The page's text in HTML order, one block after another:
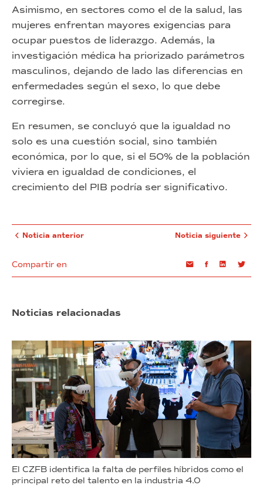
Asimismo, en sectores como el de la salud, las
mujeres enfrentan mayores exigencias para
ocupar puestos de liderazgo. Además, la
investigación médica ha priorizado parámetros
masculinos, dejando de lado las diferencias en
enfermedades según el sexo, lo que debe
corregirse.
En resumen, se concluyó que la igualdad no
solo es una cuestión social, sino también
económica, por lo que, si el 50% de la población
viviera en igualdad de condiciones, el
crecimiento del PIB podría ser significativo.
Noticia anterior
Compartir en EmailFacebookLinkedin
Noticia siguiente
Noticias relacionadas
El CZFB identifica la falta de perfiles híbridos como el
principal reto del talento en la industria 4.0